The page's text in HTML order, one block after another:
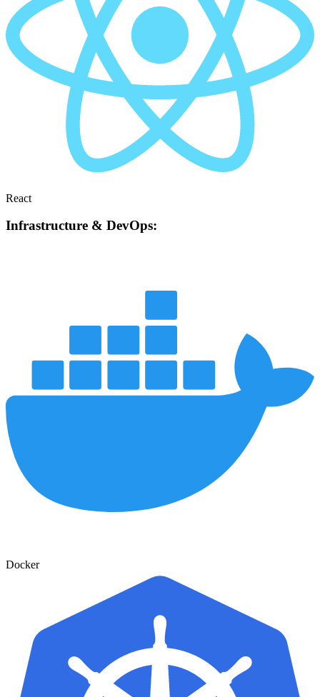
React
Infrastructure & DevOps:
Docker